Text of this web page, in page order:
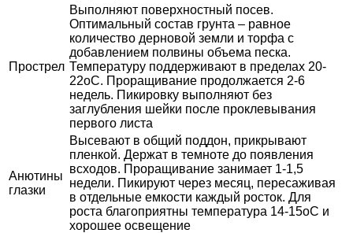
Прострел
Выполняют поверхностный посев.
Оптимальный состав грунта – равное
количество дерновой земли и торфа с
добавлением полвины объема песка.
Температуру поддерживают в пределах 20-
22оС. Проращивание продолжается 2-6
недель. Пикировку выполняют без
заглубления шейки после проклевывания
первого листа
Анютины
глазки
Высевают в общий поддон, прикрывают
пленкой. Держат в темноте до появления
всходов. Проращивание занимает 1-1,5
недели. Пикируют через месяц, пересаживая
в отдельные емкости каждый росток. Для
роста благоприятны температура 14-15оС и
хорошее освещение